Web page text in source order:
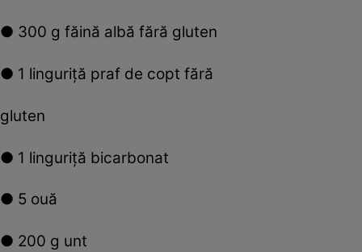
● 300 g făină albă fără gluten
● 1 linguriţă praf de copt fără
gluten
● 1 linguriţă bicarbonat
● 5 ouă
● 200 g unt